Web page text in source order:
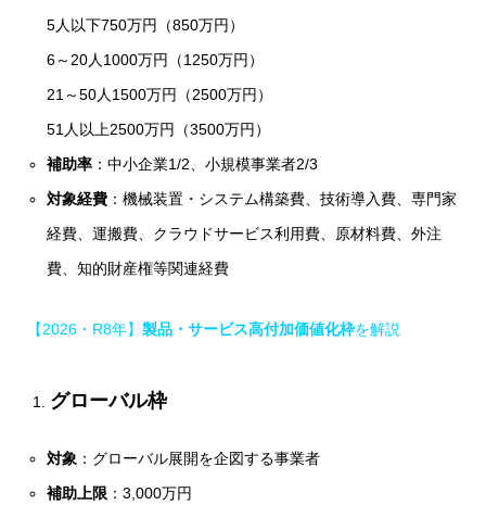
5人以下750万円（850万円）
6～20人1000万円（1250万円）
21～50人1500万円（2500万円）
51人以上2500万円（3500万円）
補助率 ：中小企業1/2、小規模事業者2/3
対象経費 ：機械装置・システム構築費、技術導入費、専門家
経費、運搬費、クラウドサービス利用費、原材料費、外注
費、知的財産権等関連経費
【2026・R8年】 製品・サービス高付加価値化枠を解説
グローバル枠
対象 ：グローバル展開を企図する事業者
補助上限 ：3,000万円